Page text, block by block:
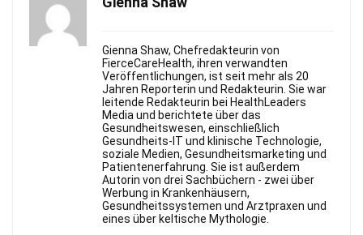
Gienna Shaw, Chefredakteurin von
FierceСareHealth, ihren verwandten
Veröffentlichungen, ist seit mehr als 20
Jahren Reporterin und Redakteurin. Sie war
leitende Redakteurin bei HealthLeaders
Media und berichtete über das
Gesundheitswesen, einschließlich
Gesundheits-IT und klinische Technologie,
soziale Medien, Gesundheitsmarketing und
Patientenerfahrung. Sie ist außerdem
Autorin von drei Sachbüchern - zwei über
Werbung in Krankenhäusern,
Gesundheitssystemen und Arztpraxen und
eines über keltische Mythologie.